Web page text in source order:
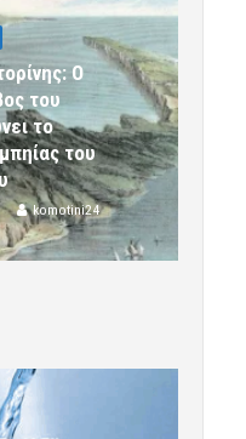
Ο
του
το
του
komotini24